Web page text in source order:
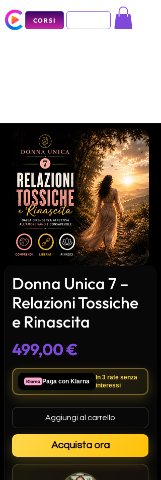
CORSI
Donna Unica 7 –
Relazioni Tossiche
e Rinascita
499,00 €
Paga con Klarna
In 3 rate senza
interessi
Aggiungi al carrello
Acquista ora